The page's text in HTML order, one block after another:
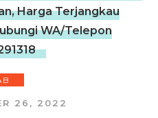
Harga Terjangkau
WA/Telepon
26, 2022